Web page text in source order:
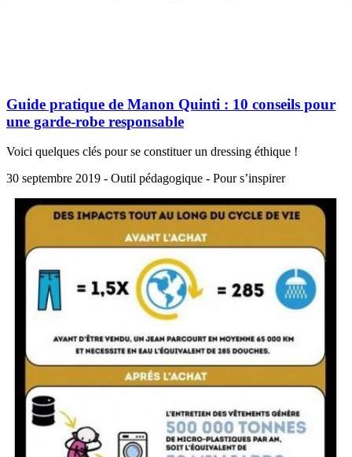
Guide pratique de Manon Quinti : 10 conseils pour
une garde-robe responsable
Voici quelques clés pour se constituer un dressing éthique !
30 septembre 2019 - Outil pédagogique - Pour s’inspirer